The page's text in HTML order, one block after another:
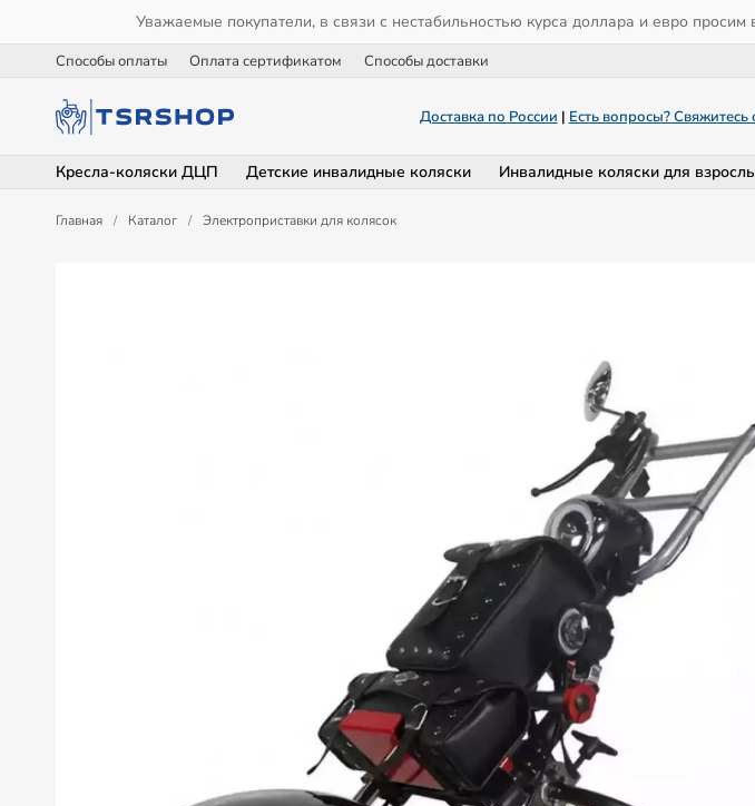
Уважаемые покупатели, в связи с нестабильностью курса доллара и евро
Способы оплаты Оплата сертификатом Способы доставки
Доставка по России | Есть вопросы? Свяжитесь
Кресла-коляски ДЦП Детские инвалидные коляски Инвалидные коляски для
Главная / Каталог / Электроприставки для колясок